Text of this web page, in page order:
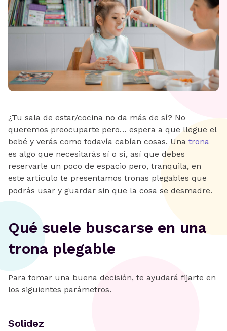
¿Tu sala de estar/cocina no da más de sí? No
queremos preocuparte pero… espera a que llegue el
bebé y verás como todavía cabían cosas. Una trona
es algo que necesitarás sí o sí, así que debes
reservarle un poco de espacio pero, tranquila, en
este artículo te presentamos tronas plegables que
podrás usar y guardar sin que la cosa se desmadre.
Qué suele buscarse en una
trona plegable
Para tomar una buena decisión, te ayudará fijarte en
los siguientes parámetros.
Solidez